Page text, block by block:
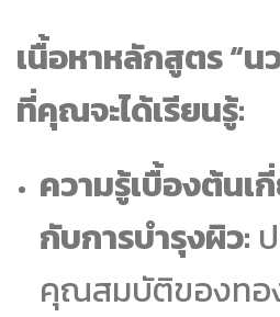
เนื้อหาหลักสูตร “
ที่คุณจะได้เรียนรู้:
ความรู้เบื้องต้นเ
กับการบำรุงผิว:
คุณสมบัติของทอ